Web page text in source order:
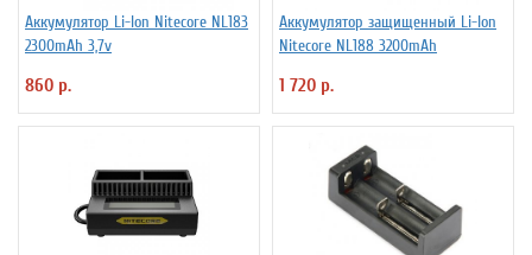
Аккумулятор Li-Ion Niteсore NL183
2300mAh 3,7v
860 р.
Аккумулятор защищенный Li-Ion
Niteсore NL188 3200mAh
1 720 р.